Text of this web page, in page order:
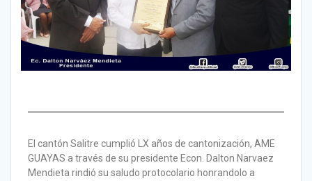
El cantón Salitre cumplió LX años de cantonización, AME
GUAYAS a través de su presidente Econ. Dalton Narvaez
Mendieta rindió su saludo protocolario honrandolo a